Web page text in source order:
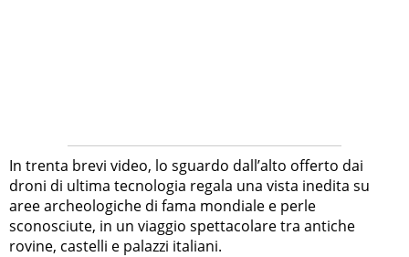
In trenta brevi video, lo sguardo dall’alto offerto dai
droni di ultima tecnologia regala una vista inedita su
aree archeologiche di fama mondiale e perle
sconosciute, in un viaggio spettacolare tra antiche
rovine, castelli e palazzi italiani.